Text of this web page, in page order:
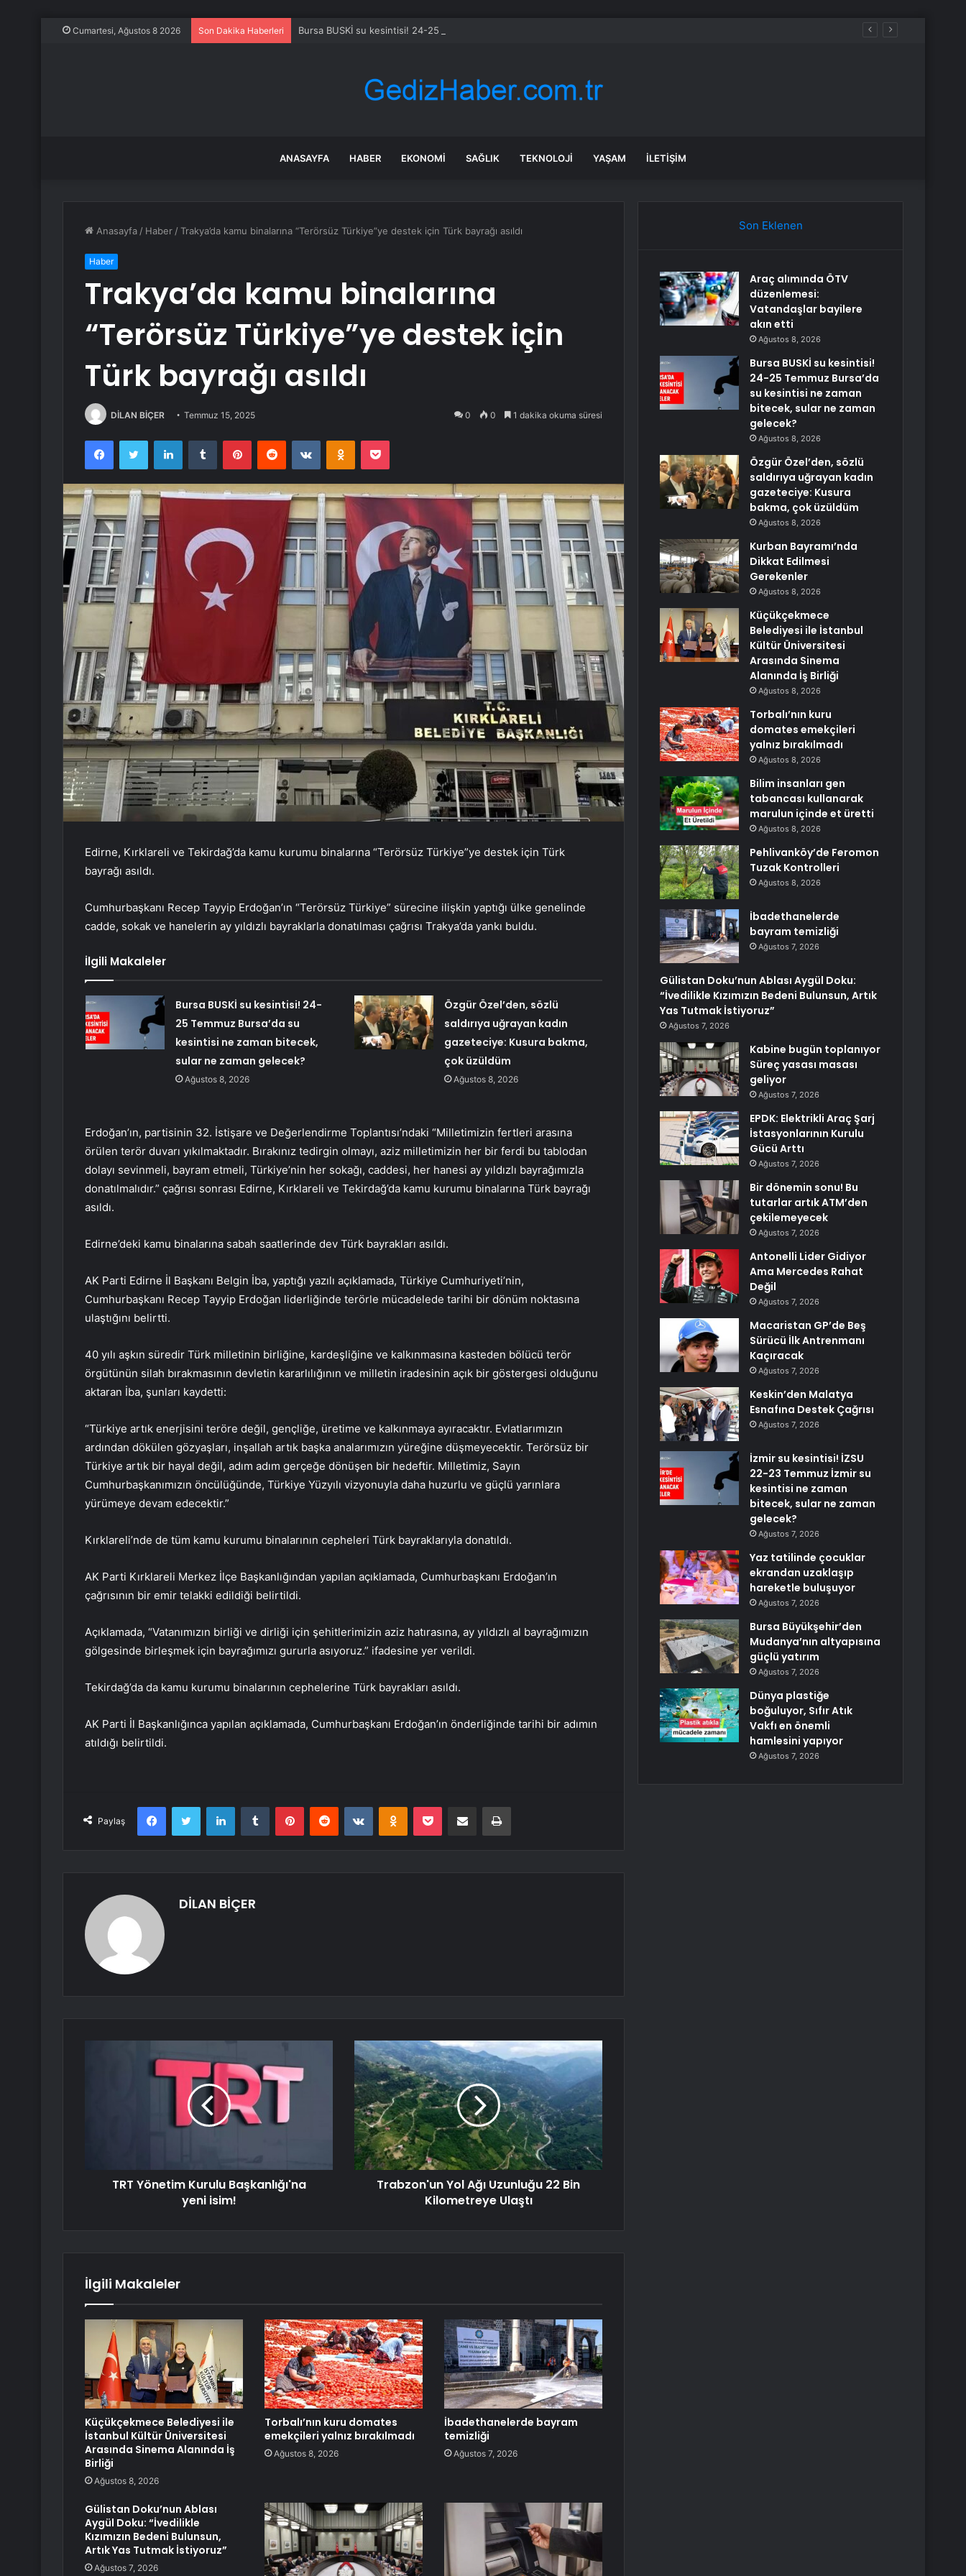
Cumartesi, Ağustos 8 2026 Son Dakika Haberleri Bursa BUSKİ su kesintisi! 24-25 Temmuz Bursa’da su kesintisi ne zaman bitecek, sular ne zaman gelecek?
ANASAYFA HABER EKONOMI SAĞLIK TEKNOLOJI YAŞAM İLETIŞIM
Anasayfa / Haber /Trakya’da kamu binalarına “Terörsüz Türkiye”ye destek için Türk bayrağı asıldı
Haber
Trakya’da kamu binalarına
“Terörsüz Türkiye”ye destek için
Türk bayrağı asıldı
DİLAN BİÇER Temmuz 15, 2025 0 0 1 dakika okuma süresi
FacebookTwitter LinkedInTumblr PinterestReddit VKontakteOdnoklassniki
Pocket
Edirne, Kırklareli ve Tekirdağ’da kamu kurumu binalarına “Terörsüz Türkiye”ye destek için Türk
bayrağı asıldı.
Cumhurbaşkanı Recep Tayyip Erdoğan’ın “Terörsüz Türkiye” sürecine ilişkin yaptığı ülke genelinde
cadde, sokak ve hanelerin ay yıldızlı bayraklarla donatılması çağrısı Trakya’da yankı buldu.
İlgili Makaleler
Bursa BUSKİ su kesintisi! 24-
25 Temmuz Bursa’da su
kesintisi ne zaman bitecek,
sular ne zaman gelecek?
Ağustos 8, 2026
Özgür Özel’den, sözlü
saldırıya uğrayan kadın
gazeteciye: Kusura bakma,
çok üzüldüm
Ağustos 8, 2026
Erdoğan’ın, partisinin 32. İstişare ve Değerlendirme Toplantısı’ndaki “Milletimizin fertleri arasına
örülen terör duvarı yıkılmaktadır. Bırakınız tedirgin olmayı, aziz milletimizin her bir ferdi bu tablodan
dolayı sevinmeli, bayram etmeli, Türkiye’nin her sokağı, caddesi, her hanesi ay yıldızlı bayrağımızla
donatılmalıdır.” çağrısı sonrası Edirne, Kırklareli ve Tekirdağ’da kamu kurumu binalarına Türk bayrağı
asıldı.
Edirne’deki kamu binalarına sabah saatlerinde dev Türk bayrakları asıldı.
AK Parti Edirne İl Başkanı Belgin İba, yaptığı yazılı açıklamada, Türkiye Cumhuriyeti’nin,
Cumhurbaşkanı Recep Tayyip Erdoğan liderliğinde terörle mücadelede tarihi bir dönüm noktasına
ulaştığını belirtti.
40 yılı aşkın süredir Türk milletinin birliğine, kardeşliğine ve kalkınmasına kasteden bölücü terör
örgütünün silah bırakmasının devletin kararlılığının ve milletin iradesinin açık bir göstergesi olduğunu
aktaran İba, şunları kaydetti:
“Türkiye artık enerjisini teröre değil, gençliğe, üretime ve kalkınmaya ayıracaktır. Evlatlarımızın
ardından dökülen gözyaşları, inşallah artık başka analarımızın yüreğine düşmeyecektir. Terörsüz bir
Türkiye artık bir hayal değil, adım adım gerçeğe dönüşen bir hedeftir. Milletimiz, Sayın
Cumhurbaşkanımızın öncülüğünde, Türkiye Yüzyılı vizyonuyla daha huzurlu ve güçlü yarınlara
yürümeye devam edecektir.”
Kırklareli’nde de tüm kamu kurumu binalarının cepheleri Türk bayraklarıyla donatıldı.
AK Parti Kırklareli Merkez İlçe Başkanlığından yapılan açıklamada, Cumhurbaşkanı Erdoğan’ın
çağrısının bir emir telakki edildiği belirtildi.
Açıklamada, “Vatanımızın birliği ve dirliği için şehitlerimizin aziz hatırasına, ay yıldızlı al bayrağımızın
gölgesinde birleşmek için bayrağımızı gururla asıyoruz.” ifadesine yer verildi.
Tekirdağ’da da kamu kurumu binalarının cephelerine Türk bayrakları asıldı.
AK Parti İl Başkanlığınca yapılan açıklamada, Cumhurbaşkanı Erdoğan’ın önderliğinde tarihi bir adımın
atıldığı belirtildi.
Paylaş
FacebookTwitter LinkedInTumblr PinterestReddit VKontakteOdnoklassniki
Pocket E-Posta ile paylaş Yazdır
DİLAN BİÇER
TRT Yönetim Kurulu Başkanlığı'na
yeni isim!
Trabzon'un Yol Ağı Uzunluğu 22 Bin
Kilometreye Ulaştı
İlgili Makaleler
Küçükçekmece Belediyesi ile
İstanbul Kültür Üniversitesi
Arasında Sinema Alanında İş
Birliği
Ağustos 8, 2026
Torbalı’nın kuru domates
emekçileri yalnız bırakılmadı
Ağustos 8, 2026
İbadethanelerde bayram
temizliği
Ağustos 7, 2026
Gülistan Doku’nun Ablası
Aygül Doku: “İvedilikle
Kızımızın Bedeni Bulunsun,
Artık Yas Tutmak İstiyoruz”
Ağustos 7, 2026
Son Eklenen
Araç alımında ÖTV
düzenlemesi:
Vatandaşlar bayilere
akın etti
Ağustos 8, 2026
Bursa BUSKİ su kesintisi!
24-25 Temmuz Bursa’da
su kesintisi ne zaman
bitecek, sular ne zaman
gelecek?
Ağustos 8, 2026
Özgür Özel’den, sözlü
saldırıya uğrayan kadın
gazeteciye: Kusura
bakma, çok üzüldüm
Ağustos 8, 2026
Kurban Bayramı’nda
Dikkat Edilmesi
Gerekenler
Ağustos 8, 2026
Küçükçekmece
Belediyesi ile İstanbul
Kültür Üniversitesi
Arasında Sinema
Alanında İş Birliği
Ağustos 8, 2026
Torbalı’nın kuru
domates emekçileri
yalnız bırakılmadı
Ağustos 8, 2026
Bilim insanları gen
tabancası kullanarak
marulun içinde et üretti
Ağustos 8, 2026
Pehlivanköy’de Feromon
Tuzak Kontrolleri
Ağustos 8, 2026
İbadethanelerde
bayram temizliği
Ağustos 7, 2026
Gülistan Doku’nun Ablası Aygül Doku:
“İvedilikle Kızımızın Bedeni Bulunsun, Artık
Yas Tutmak İstiyoruz”
Ağustos 7, 2026
Kabine bugün toplanıyor
Süreç yasası masası
geliyor
Ağustos 7, 2026
EPDK: Elektrikli Araç Şarj
İstasyonlarının Kurulu
Gücü Arttı
Ağustos 7, 2026
Bir dönemin sonu! Bu
tutarlar artık ATM’den
çekilemeyecek
Ağustos 7, 2026
Antonelli Lider Gidiyor
Ama Mercedes Rahat
Değil
Ağustos 7, 2026
Macaristan GP’de Beş
Sürücü İlk Antrenmanı
Kaçıracak
Ağustos 7, 2026
Keskin’den Malatya
Esnafına Destek Çağrısı
Ağustos 7, 2026
İzmir su kesintisi! İZSU
22-23 Temmuz İzmir su
kesintisi ne zaman
bitecek, sular ne zaman
gelecek?
Ağustos 7, 2026
Yaz tatilinde çocuklar
ekrandan uzaklaşıp
hareketle buluşuyor
Ağustos 7, 2026
Bursa Büyükşehir’den
Mudanya’nın altyapısına
güçlü yatırım
Ağustos 7, 2026
Dünya plastiğe
boğuluyor, Sıfır Atık
Vakfı en önemli
hamlesini yapıyor
Ağustos 7, 2026